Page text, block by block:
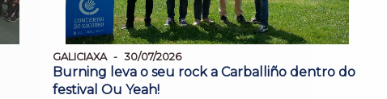
GALICIAXA 30/07/2026
Burning leva o seu rock a Carballiño dentro do
festival Ou Yeah!